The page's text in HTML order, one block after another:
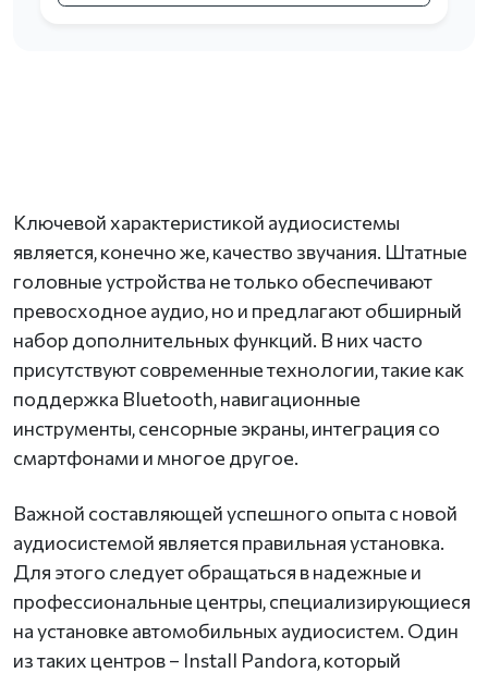
Ключевой характеристикой аудиосистемы
является, конечно же, качество звучания. Штатные
головные устройства не только обеспечивают
превосходное аудио, но и предлагают обширный
набор дополнительных функций. В них часто
присутствуют современные технологии, такие как
поддержка Bluetooth, навигационные
инструменты, сенсорные экраны, интеграция со
смартфонами и многое другое.
Важной составляющей успешного опыта с новой
аудиосистемой является правильная установка.
Для этого следует обращаться в надежные и
профессиональные центры, специализирующиеся
на установке автомобильных аудиосистем. Один
из таких центров – Install Pandora, который